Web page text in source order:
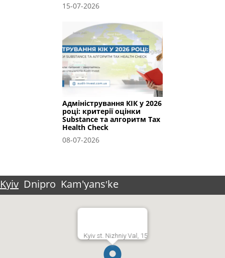
15-07-2026
Адміністрування КІК у 2026
році: критерії оцінки
Substance та алгоритм Tax
Health Check
08-07-2026
Kyiv Dnipro Kam'yansʹke
Kyiv st. Nizhniy Val, 15